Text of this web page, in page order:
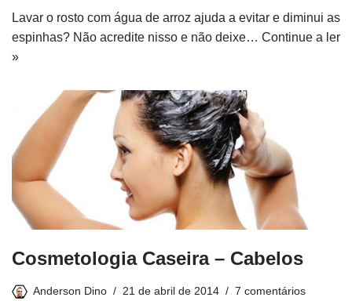
Lavar o rosto com água de arroz ajuda a evitar e diminui as
espinhas? Não acredite nisso e não deixe… Continue a ler
»
Cosmetologia Caseira – Cabelos
Anderson Dino 21 de abril de 2014 7 comentários